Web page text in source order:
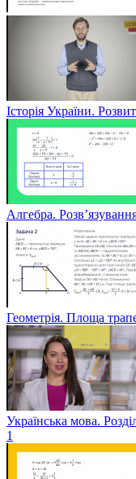
Історія України.
Алгебра.
Геометрія. Площа
Українська мова.
1